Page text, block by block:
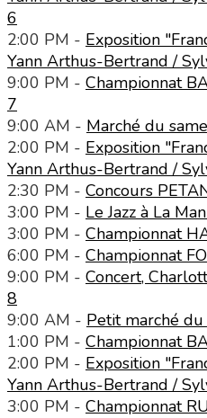
6
2:00 PM - Exposition
Yann Arthus-Bertrand /
9:00 PM - Championnat
7
9:00 AM - Marché du
2:00 PM - Exposition
Yann Arthus-Bertrand /
2:30 PM - Concours
3:00 PM - Le Jazz à La
3:00 PM - Championnat
6:00 PM - Championnat
9:00 PM - Concert,
8
9:00 AM - Petit marché
1:00 PM - Championnat
2:00 PM - Exposition
Yann Arthus-Bertrand /
3:00 PM - Championnat